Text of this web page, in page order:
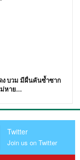
ง บวม มีผื่นคันซ้ำซาก
ม่หาย…
Twitter
Join us on Twitter